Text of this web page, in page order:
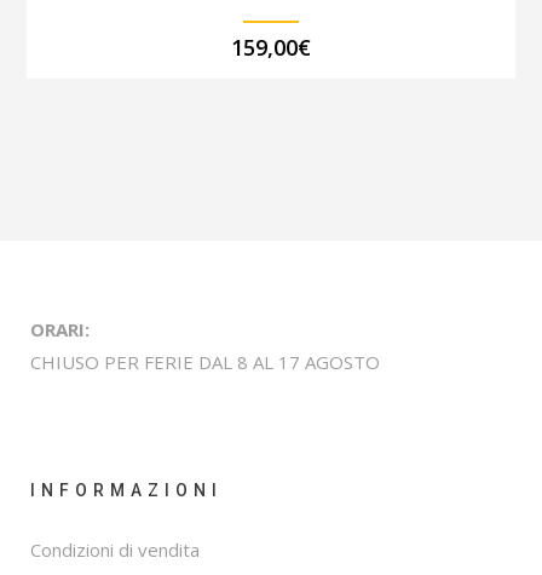
159,00€
ORARI:
CHIUSO PER FERIE DAL 8 AL 17 AGOSTO
INFORMAZIONI
Condizioni di vendita